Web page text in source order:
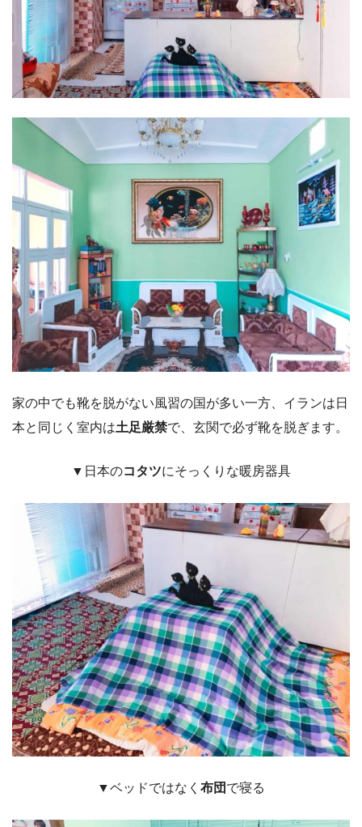
家の中でも靴を脱がない風習の国が多い一方、イランは日
本と同じく室内は土足厳禁で、玄関で必ず靴を脱ぎます。
▼日本のコタツにそっくりな暖房器具
▼ベッドではなく 布団 で寝る